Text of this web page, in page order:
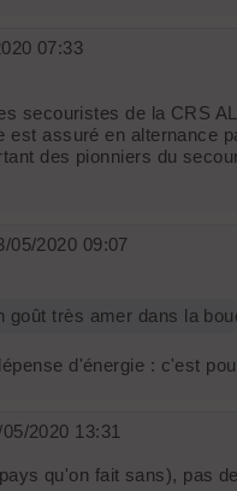
07:33
secouristes de la CRS
est assuré en alternance
des pionniers du
05/2020 09:07
goût très amer dans la
d'énergie : c'est
2020 13:31
qu'on fait sans), pas